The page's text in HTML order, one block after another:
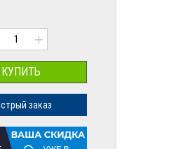
+
КУПИТЬ
заказ